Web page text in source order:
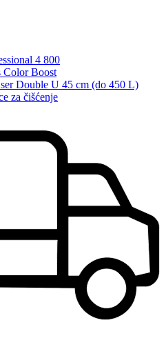
4 800
Color Boost
Double U 45 cm (do 450 L)
za čišćenje